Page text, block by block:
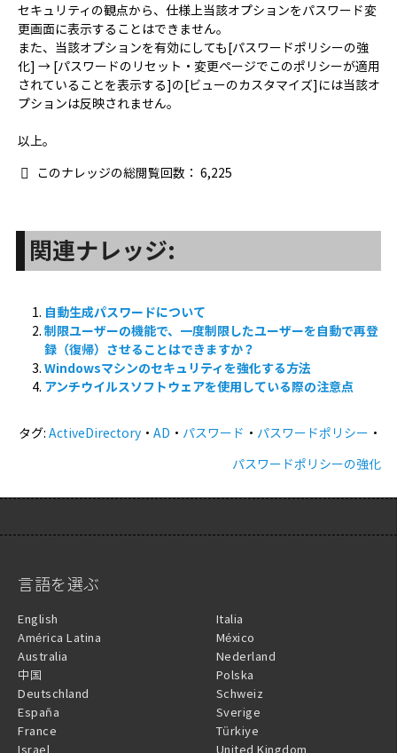
セキュリティの観点から、仕様上当該オプションをパスワード変
更画面に表示することはできません。
また、当該オプションを有効にしても[パスワードポリシーの強
化] → [パスワードのリセット・変更ページでこのポリシーが適用
されていることを表示する]の[ビューのカスタマイズ]には当該オ
プションは反映されません。
以上。
このナレッジの総閲覧回数： 6,225
関連ナレッジ:
自動生成パスワードについて
制限ユーザーの機能で、一度制限したユーザーを自動で再登
録（復帰）させることはできますか？
Windowsマシンのセキュリティを強化する方法
アンチウイルスソフトウェアを使用している際の注意点
タグ:ActiveDirectory ・AD ・ パスワード ・ パスワードポリシー ・
パスワードポリシーの強化
言語を選ぶ
English
América Latina
Australia
中国
Deutschland
España
France
Israel
Italia
México
Nederland
Polska
Schweiz
Sverige
Türkiye
United Kingdom